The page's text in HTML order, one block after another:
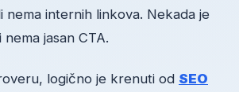
nema internih linkova. Nekada je
jasan CTA.
logično je krenuti od SEO